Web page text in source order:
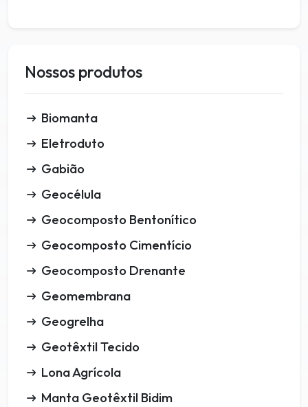
Nossos produtos
Biomanta
Eletroduto
Gabião
Geocélula
Geocomposto Bentonítico
Geocomposto Cimentício
Geocomposto Drenante
Geomembrana
Geogrelha
Geotêxtil Tecido
Lona Agrícola
Manta Geotêxtil Bidim